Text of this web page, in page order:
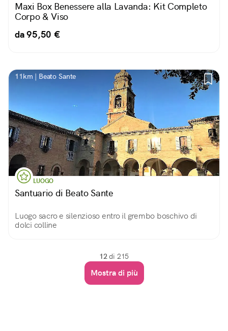
Maxi Box Benessere alla Lavanda: Kit Completo
Corpo & Viso
da 95,50 €
11km | Beato Sante
LUOGO
Santuario di Beato Sante
Luogo sacro e silenzioso entro il grembo boschivo di
dolci colline
12di 215
Mostra di più